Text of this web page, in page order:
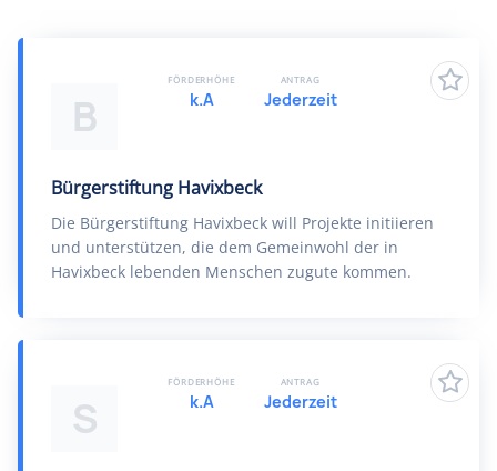
B
Bürgerstiftung Havixbeck
Die Bürgerstiftung Havixbeck will Projekte initiieren
und unterstützen, die dem Gemeinwohl der in
Havixbeck lebenden Menschen zugute kommen.
FÖRDERHÖHE
k.A
ANTRAG
Jederzeit
S
FÖRDERHÖHE
k.A
ANTRAG
Jederzeit